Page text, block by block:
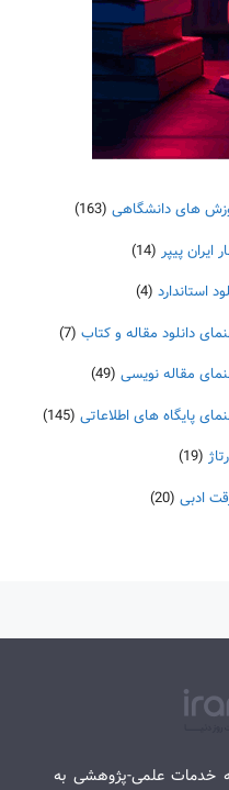
های دانشگاهی (163)
ایران پیپر (14)
استاندارد (4)
دانلود مقاله و کتاب (7)
مقاله نویسی (49)
پایگاه های اطلاعاتی (145)
(19)
ادبی (20)
خدمات علمی-پژوهشی به